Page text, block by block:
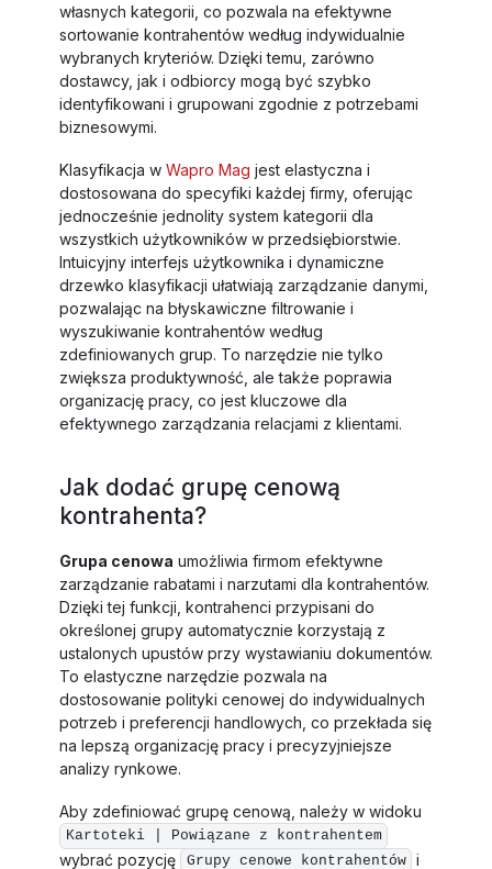
własnych kategorii, co pozwala na efektywne
sortowanie kontrahentów według indywidualnie
wybranych kryteriów. Dzięki temu, zarówno
dostawcy, jak i odbiorcy mogą być szybko
identyfikowani i grupowani zgodnie z potrzebami
biznesowymi.
Klasyfikacja w Wapro Mag jest elastyczna i
dostosowana do specyfiki każdej firmy, oferując
jednocześnie jednolity system kategorii dla
wszystkich użytkowników w przedsiębiorstwie.
Intuicyjny interfejs użytkownika i dynamiczne
drzewko klasyfikacji ułatwiają zarządzanie danymi,
pozwalając na błyskawiczne filtrowanie i
wyszukiwanie kontrahentów według
zdefiniowanych grup. To narzędzie nie tylko
zwiększa produktywność, ale także poprawia
organizację pracy, co jest kluczowe dla
efektywnego zarządzania relacjami z klientami.
Jak dodać grupę cenową
kontrahenta?
Grupa cenowa umożliwia firmom efektywne
zarządzanie rabatami i narzutami dla kontrahentów.
Dzięki tej funkcji, kontrahenci przypisani do
określonej grupy automatycznie korzystają z
ustalonych upustów przy wystawianiu dokumentów.
To elastyczne narzędzie pozwala na
dostosowanie polityki cenowej do indywidualnych
potrzeb i preferencji handlowych, co przekłada się
na lepszą organizację pracy i precyzyjniejsze
analizy rynkowe.
Aby zdefiniować grupę cenową, należy w widoku
Kartoteki | Powiązane z kontrahentem
wybrać pozycję Grupy cenowe kontrahentów
i